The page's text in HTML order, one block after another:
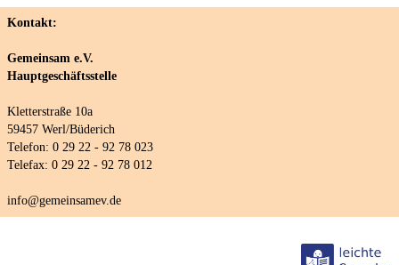
Kontakt:
Gemeinsam e.V.
Hauptgeschäftsstelle
Kletterstraße 10a
59457 Werl/Büderich
Telefon: 0 29 22 - 92 78 023
Telefax: 0 29 22 - 92 78 012
info@gemeinsamev.de